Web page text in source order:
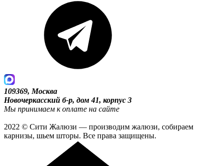
109369, Москва
Новочеркасский б-р, дом 41, корпус 3
Мы принимаем к оплате на сайте
2022 © Сити Жалюзи — производим жалюзи, собираем
карнизы, шьем шторы. Все права защищены.